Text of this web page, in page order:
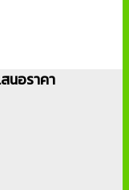
นอราคา